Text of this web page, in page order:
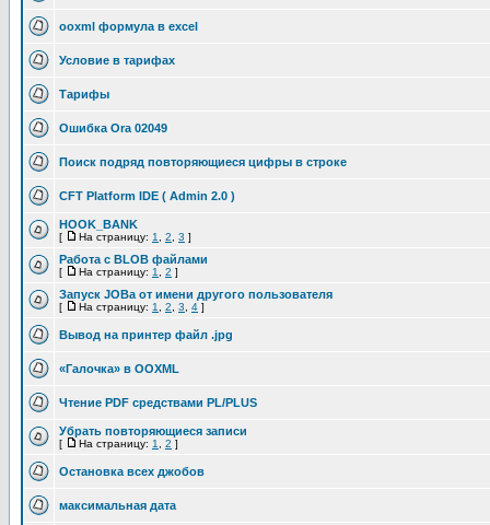
ooxml формула в excel
Условие в тарифах
Тарифы
Ошибка Ora 02049
Поиск подряд повторяющиеся цифры в строке
CFT Platform IDE ( Admin 2.0 )
HOOK_BANK
[ На страницу: 1 2 3 ]
Работа с BLOB файлами
[ На страницу: 1 2 ]
Запуск JOBа от имени другого пользователя
[ На страницу: 1 2 3 4 ]
Вывод на принтер файл .jpg
«Галочка» в OOXML
Чтение PDF средствами PL/PLUS
Убрать повторяющиеся записи
[ На страницу: 1 2 ]
Остановка всех джобов
максимальная дата